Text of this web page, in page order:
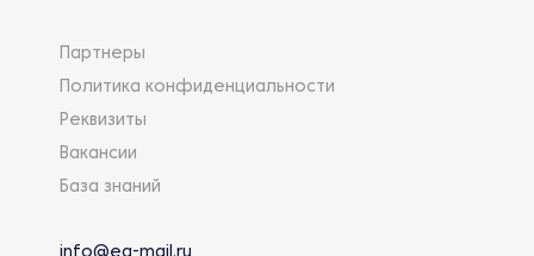
Партнеры
Политика конфиденциальности
Реквизиты
Вакансии
База знаний